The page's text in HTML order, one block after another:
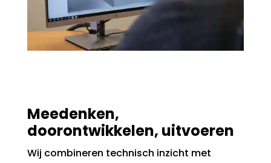
Meedenken,
doorontwikkelen, uitvoeren
Wij combineren technisch inzicht met